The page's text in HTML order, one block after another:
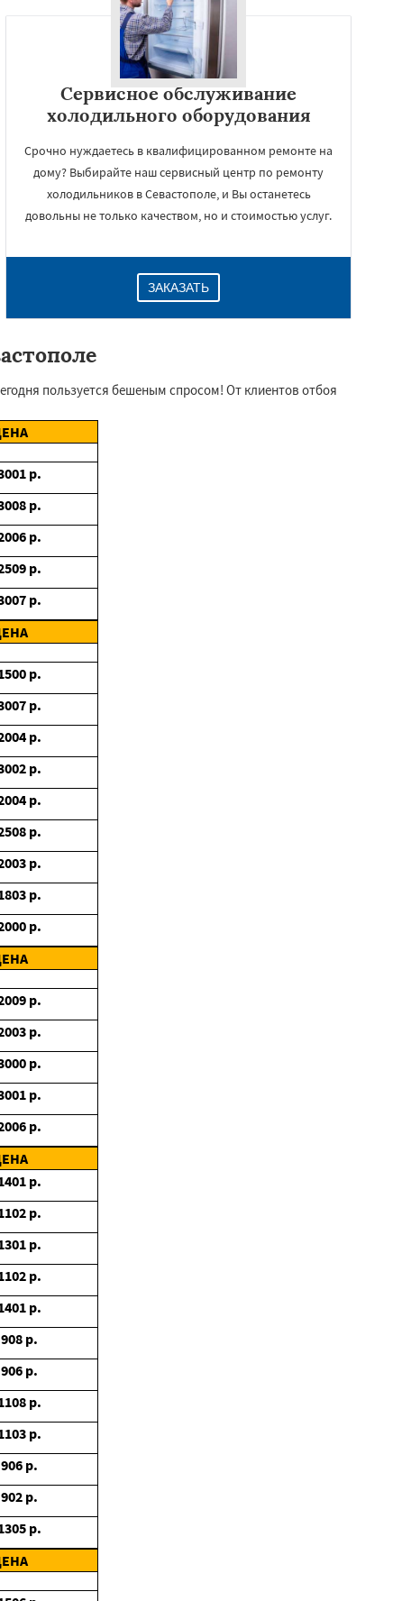
Сервисное обслуживание
холодильного оборудования
Срочно нуждаетесь в квалифицированном ремонте на
дому? Выбирайте наш сервисный центр по ремонту
холодильников в Севастополе, и Вы останетесь
довольны не только качеством, но и стоимостью услуг.
ЗАКАЗАТЬ
пользуется бешеным спросом! От клиентов отбоя
р.
р.
р.
р.
р.
р.
р.
р.
р.
р.
р.
р.
р.
р.
р.
р.
р.
р.
р.
р.
р.
р.
р.
р.
908 р.
906 р.
р.
р.
906 р.
902 р.
р.